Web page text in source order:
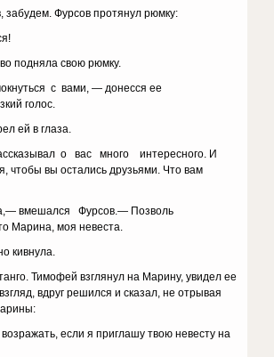
Фурсов протянул рюмку:
подняла свою рюмку.
с вами, — донесся ее
голос.
ей в глаза.
о вас много интересного. И
чтобы вы остались друзьями. Что вам
вмешался Фурсов.— Позволь
Марина, моя невеста.
кивнула.
Тимофей взглянул на Марину, увидел ее
вдруг решился и сказал, не отрывая
если я приглашу твою невесту на